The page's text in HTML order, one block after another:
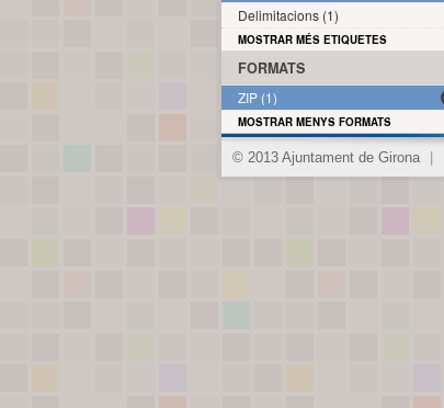
Delimitacions (1)
MOSTRAR MÉS ETIQUETES
FORMATS
ZIP (1)
MOSTRAR MENYS FORMATS
© 2013 Ajuntament de Girona